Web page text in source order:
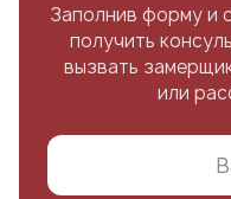
Заполнив форму и
получить
вызвать
или